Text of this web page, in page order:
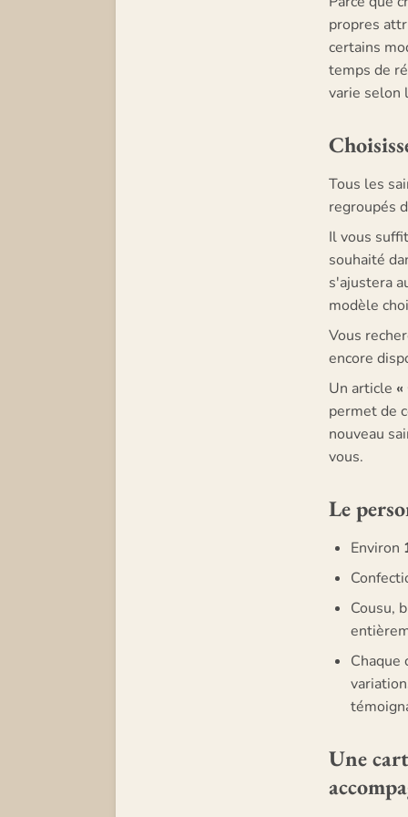
propres
certains
temps de
varie selon
Tous les
regroupés
Il vous
souhaité
s'ajustera
modèle
Vous
encore
Un article
permet de
nouveau
vous.
Le
Environ
Cousu,
Chaque
Une